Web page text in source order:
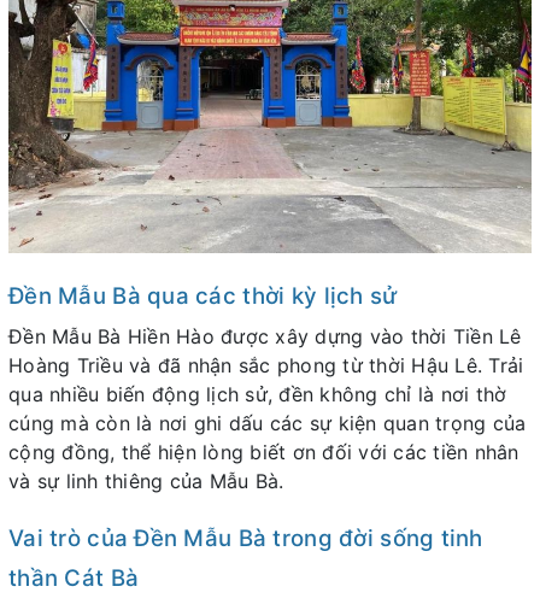
Đền Mẫu Bà qua các thời kỳ lịch sử
Đền Mẫu Bà Hiền Hào được xây dựng vào thời Tiền Lê
Hoàng Triều và đã nhận sắc phong từ thời Hậu Lê. Trải
qua nhiều biến động lịch sử, đền không chỉ là nơi thờ
cúng mà còn là nơi ghi dấu các sự kiện quan trọng của
cộng đồng, thể hiện lòng biết ơn đối với các tiền nhân
và sự linh thiêng của Mẫu Bà.
Vai trò của Đền Mẫu Bà trong đời sống tinh
thần Cát Bà